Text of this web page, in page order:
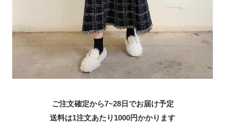
ご注文確定から7~28日でお届け予定
送料は1注文あたり 1000円かかります